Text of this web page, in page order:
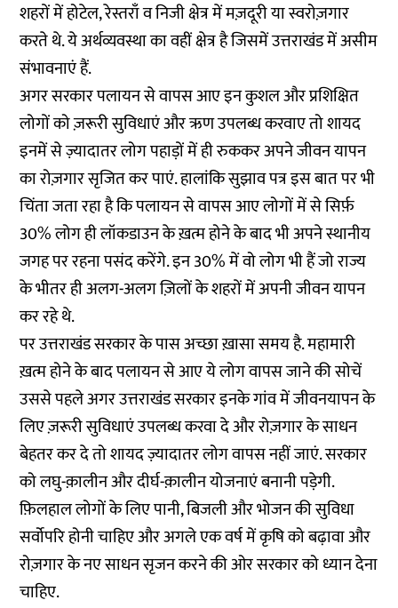
शहरों में होटेल, रेस्तराँ व निजी क्षेत्र में मज़दूरी या स्वरोज़गार
करते थे. ये अर्थव्यवस्था का वहीं क्षेत्र है जिसमें उत्तराखंड में असीम
संभावनाएं हैं.
अगर सरकार पलायन से वापस आए इन कुशल और प्रशिक्षित
लोगों को ज़रूरी सुविधाएं और ऋण उपलब्ध करवाए तो शायद
इनमें से ज़्यादातर लोग पहाड़ों में ही रुककर अपने जीवन यापन
का रोज़गार सृजित कर पाएं. हालांकि सुझाव पत्र इस बात पर भी
चिंता जता रहा है कि पलायन से वापस आए लोगों में से सिर्फ़
30% लोग ही लॉकडाउन के ख़त्म होने के बाद भी अपने स्थानीय
जगह पर रहना पसंद करेंगे. इन 30% में वो लोग भी हैं जो राज्य
के भीतर ही अलग-अलग ज़िलों के शहरों में अपनी जीवन यापन
कर रहे थे.
पर उत्तराखंड सरकार के पास अच्छा ख़ासा समय है. महामारी
ख़त्म होने के बाद पलायन से आए ये लोग वापस जाने की सोचें
उससे पहले अगर उत्तराखंड सरकार इनके गांव में जीवनयापन के
लिए ज़रूरी सुविधाएं उपलब्ध करवा दे और रोज़गार के साधन
बेहतर कर दे तो शायद ज़्यादातर लोग वापस नहीं जाएं. सरकार
को लघु-क़ालीन और दीर्घ-क़ालीन योजनाएं बनानी पड़ेगी.
फ़िलहाल लोगों के लिए पानी, बिजली और भोजन की सुविधा
सर्वोपरि होनी चाहिए और अगले एक वर्ष में कृषि को बढ़ावा और
रोज़गार के नए साधन सृजन करने की ओर सरकार को ध्यान देना
चाहिए.